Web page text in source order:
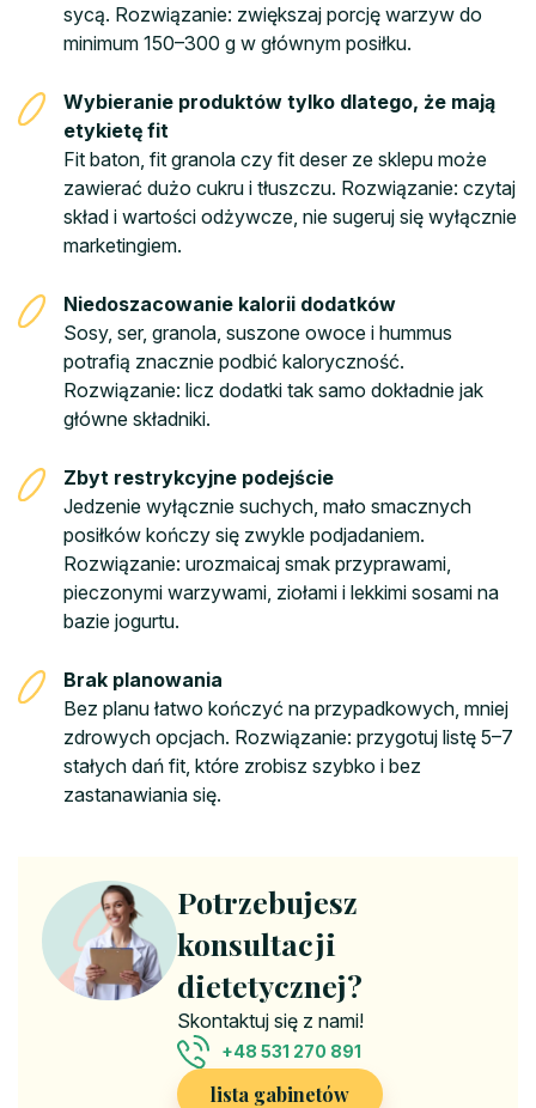
sycą. Rozwiązanie: zwiększaj porcję warzyw do
minimum 150–300 g w głównym posiłku.
Wybieranie produktów tylko dlatego, że mają
etykietę fit
Fit baton, fit granola czy fit deser ze sklepu może
zawierać dużo cukru i tłuszczu. Rozwiązanie: czytaj
skład i wartości odżywcze, nie sugeruj się wyłącznie
marketingiem.
Niedoszacowanie kalorii dodatków
Sosy, ser, granola, suszone owoce i hummus
potrafią znacznie podbić kaloryczność.
Rozwiązanie: licz dodatki tak samo dokładnie jak
główne składniki.
Zbyt restrykcyjne podejście
Jedzenie wyłącznie suchych, mało smacznych
posiłków kończy się zwykle podjadaniem.
Rozwiązanie: urozmaicaj smak przyprawami,
pieczonymi warzywami, ziołami i lekkimi sosami na
bazie jogurtu.
Brak planowania
Bez planu łatwo kończyć na przypadkowych, mniej
zdrowych opcjach. Rozwiązanie: przygotuj listę 5–7
stałych dań fit, które zrobisz szybko i bez
zastanawiania się.
Potrzebujesz
konsultacji
dietetycznej?
Skontaktuj się z nami!
+48 531 270 891
lista gabinetów